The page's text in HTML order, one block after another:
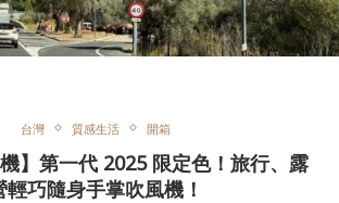
台灣 質感生活 開箱
機】第一代 2025 限定色！旅行、露
輕巧隨身手掌吹風機！